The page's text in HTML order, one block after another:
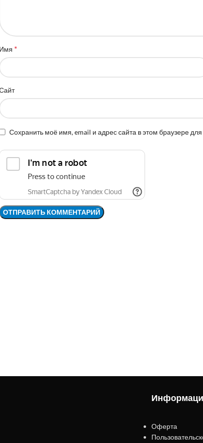
Имя *
Сохранить моё имя, email и адрес сайта в этом браузере
Оферта